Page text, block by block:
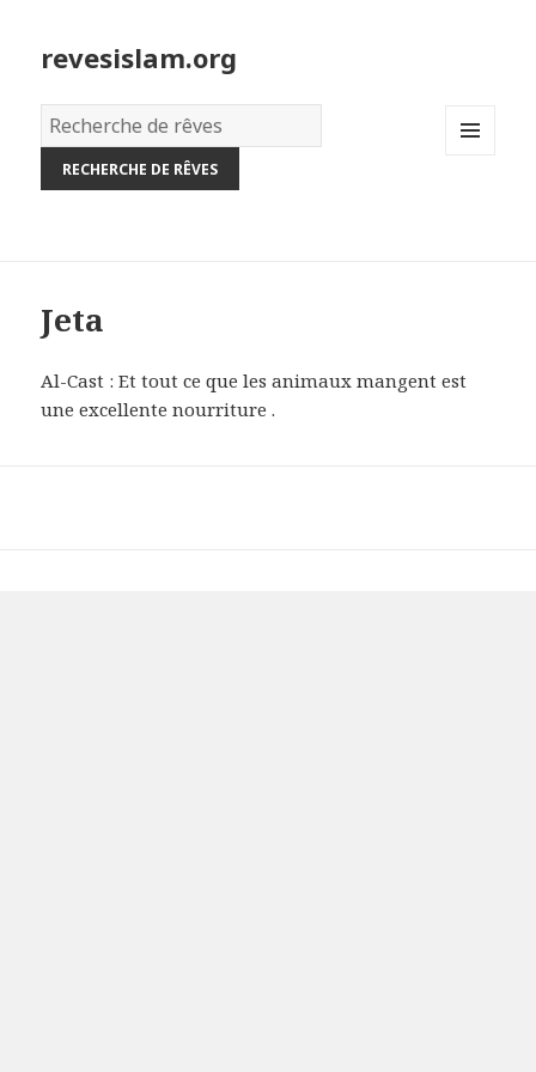
revesislam.org
Dictionnaire
des
rêves:
Jeta
Al-Cast : Et tout ce que les animaux mangent est
une excellente nourriture .